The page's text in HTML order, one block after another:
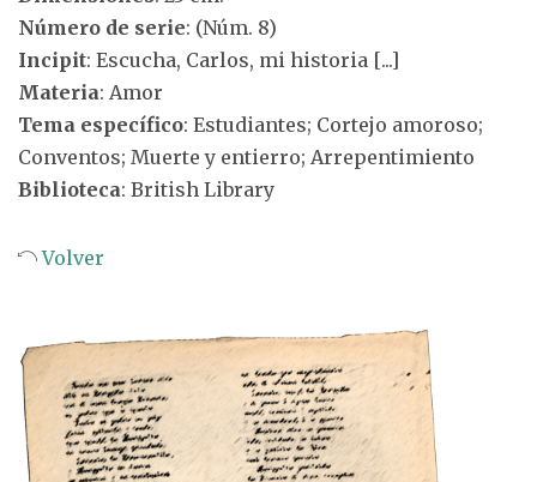
Número de serie: (Núm. 8)
Incipit: Escucha, Carlos, mi historia [...]
Materia: Amor
Tema específico: Estudiantes; Cortejo amoroso;
Conventos; Muerte y entierro; Arrepentimiento
Biblioteca: British Library
Volver